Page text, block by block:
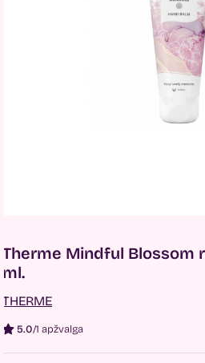
Therme Mindful Blossom
ml.
THERME
5.0/1 apžvalga